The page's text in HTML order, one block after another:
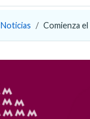
Noticias Comienza